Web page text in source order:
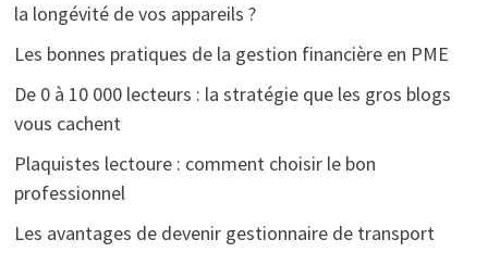
la longévité de vos appareils ?
Les bonnes pratiques de la gestion financière en PME
De 0 à 10 000 lecteurs : la stratégie que les gros blogs
vous cachent
Plaquistes lectoure : comment choisir le bon
professionnel
Les avantages de devenir gestionnaire de transport